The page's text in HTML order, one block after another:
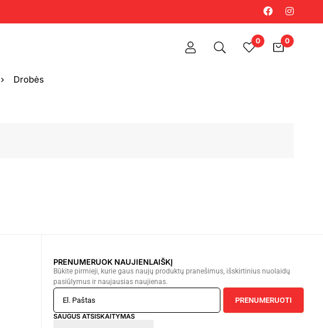
0 0
Drobės
PRENUMERUOK NAUJIENLAIŠKĮ
Būkite pirmieji, kurie gaus naujų produktų pranešimus, išskirtinius nuolaidų
pasiūlymus ir naujausias naujienas.
PRENUMERUOTI
SAUGUS ATSISKAITYMAS